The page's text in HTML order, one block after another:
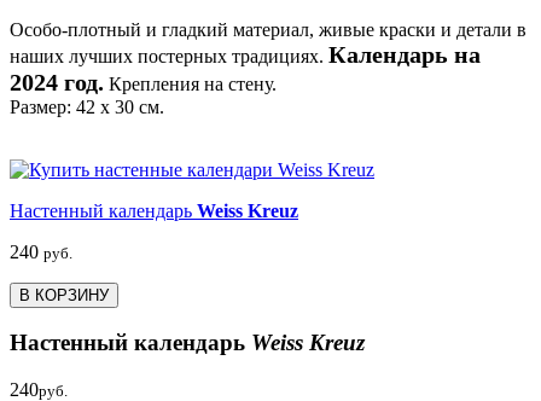
Особо-плотный и гладкий материал, живые краски и детали в
наших лучших постерных традициях. Календарь на
2024 год. Крепления на стену.
Размер: 42 х 30 см.
Настенный календарь Weiss Kreuz
240 руб.
В КОРЗИНУ
Настенный календарь Weiss Kreuz
240руб.